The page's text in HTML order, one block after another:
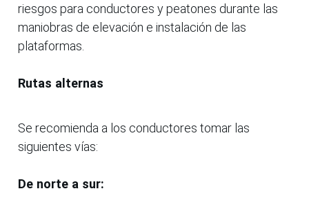
riesgos para conductores y peatones durante las
maniobras de elevación e instalación de las
plataformas.
Rutas alternas
Se recomienda a los conductores tomar las
siguientes vías:
De norte a sur: